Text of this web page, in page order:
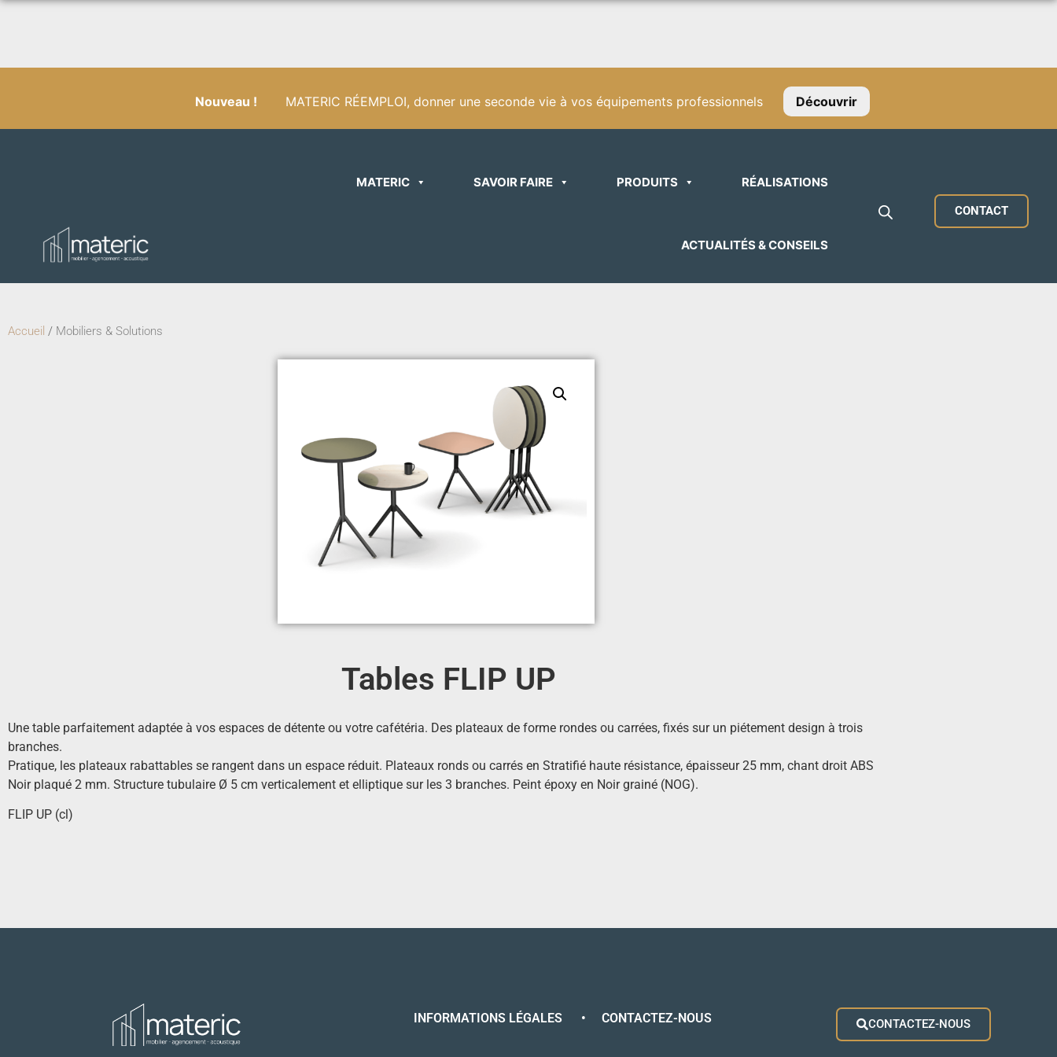
Nouveau ! MATERIC RÉEMPLOI, donner une seconde vie à vos équipements professionnels Découvrir
MATERIC SAVOIR FAIRE PRODUITS RÉALISATIONS
ACTUALITÉS & CONSEILS
CONTACT
Accueil / Mobiliers & Solutions
Tables FLIP UP
Une table parfaitement adaptée à vos espaces de détente ou votre cafétéria. Des plateaux de forme rondes ou carrées, fixés sur un piétement design à trois
branches.
Pratique, les plateaux rabattables se rangent dans un espace réduit. Plateaux ronds ou carrés en Stratifié haute résistance, épaisseur 25 mm, chant droit ABS
Noir plaqué 2 mm. Structure tubulaire Ø 5 cm verticalement et elliptique sur les 3 branches. Peint époxy en Noir grainé (NOG).
FLIP UP (cl)
INFORMATIONS LÉGALES •CONTACTEZ-NOUS CONTACTEZ-NOUS